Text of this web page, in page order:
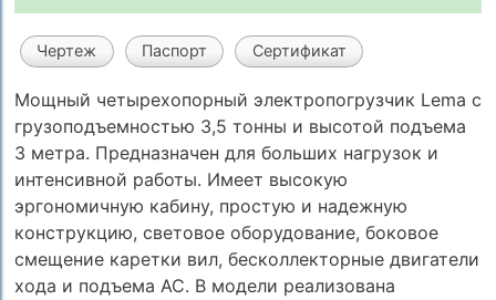
Чертеж Паспорт Сертификат
Мощный четырехопорный электропогрузчик Lema с
грузоподъемностью 3,5 тонны и высотой подъема
3 метра. Предназначен для больших нагрузок и
интенсивной работы. Имеет высокую
эргономичную кабину, простую и надежную
конструкцию, световое оборудование, боковое
смещение каретки вил, бесколлекторные двигатели
хода и подъема АС. В модели реализована